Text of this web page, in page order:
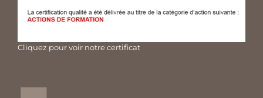
Cliquez pour voir notre certificat